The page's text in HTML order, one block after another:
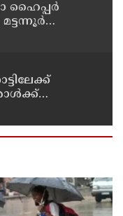
ഹൈപ്പർ